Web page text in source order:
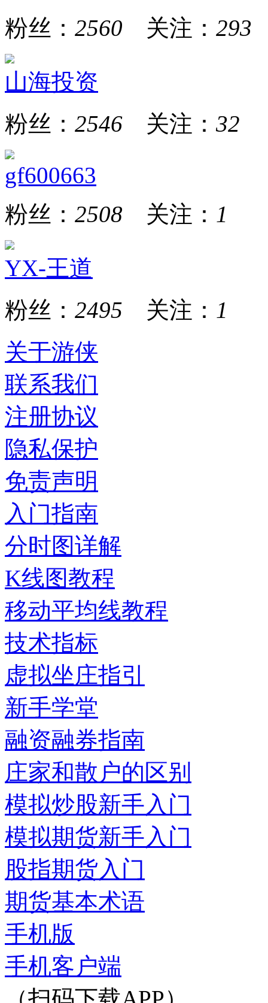
粉丝： 2560 关注： 293
山海投资
粉丝： 2546 关注： 32
gf600663
粉丝： 2508 关注： 1
YX-王道
粉丝： 2495 关注： 1
关于游侠
联系我们
注册协议
隐私保护
免责声明
入门指南
分时图详解
K线图教程
移动平均线教程
技术指标
虚拟坐庄指引
新手学堂
融资融券指南
庄家和散户的区别
模拟炒股新手入门
模拟期货新手入门
股指期货入门
期货基本术语
手机版
手机客户端